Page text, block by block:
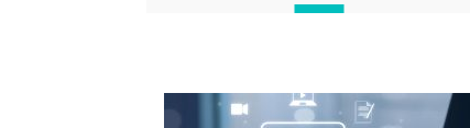
hautement engagées, représentent
et efficace.